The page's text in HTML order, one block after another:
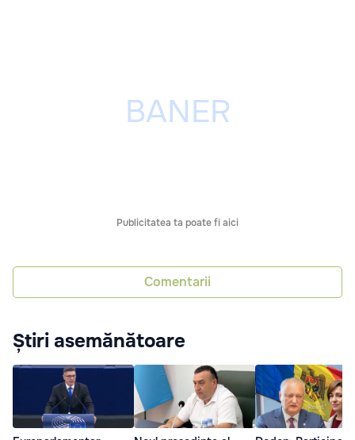
Publicitatea ta poate fi aici
Comentarii
Știri asemănătoare